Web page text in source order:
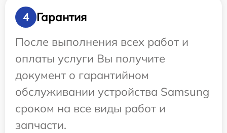
4
Гарантия
После выполнения всех работ и
оплаты услуги Вы получите
документ о гарантийном
обслуживании устройства Samsung
сроком на все виды работ и
запчасти.